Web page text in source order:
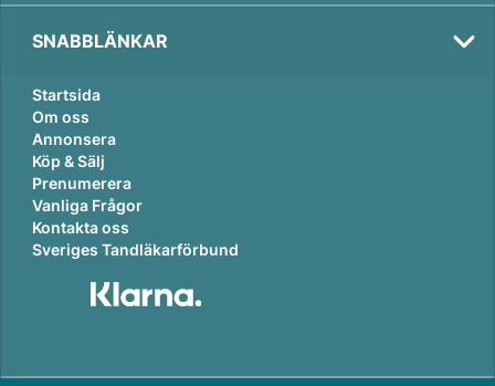
SNABBLÄNKAR
Startsida
Om oss
Annonsera
Köp & Sälj
Prenumerera
Vanliga Frågor
Kontakta oss
Sveriges Tandläkarförbund